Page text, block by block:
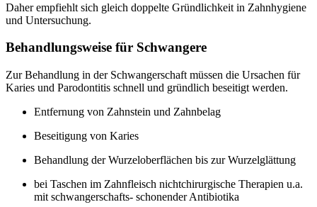
Daher empfiehlt sich gleich doppelte Gründlichkeit in Zahnhygiene
und Untersuchung.
Behandlungsweise für Schwangere
Zur Behandlung in der Schwangerschaft müssen die Ursachen für
Karies und Parodontitis schnell und gründlich beseitigt werden.
Entfernung von Zahnstein und Zahnbelag
Beseitigung von Karies
Behandlung der Wurzeloberflächen bis zur Wurzelglättung
bei Taschen im Zahnfleisch nichtchirurgische Therapien u.a.
mit schwangerschafts- schonender Antibiotika